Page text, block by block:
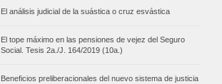
El análisis judicial de la suástica o cruz esvástica
El tope máximo en las pensiones de vejez del Seguro
Social. Tesis 2a./J. 164/2019 (10a.)
Beneficios preliberacionales del nuevo sistema de justicia